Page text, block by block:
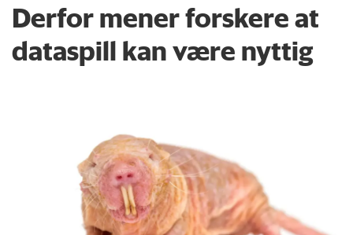
Derfor mener forskere at
dataspill kan være nyttig